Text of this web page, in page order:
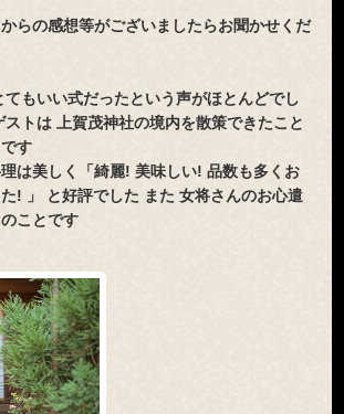
らの感想等がございましたらお聞かせくだ
てもいい式だったという声がほとんどでし
トは 上賀茂神社の境内を散策できたこと
す
は美しく「綺麗! 美味しい! 品数も多くお
! 」 と好評でした また 女将さんのお心遣
ことです